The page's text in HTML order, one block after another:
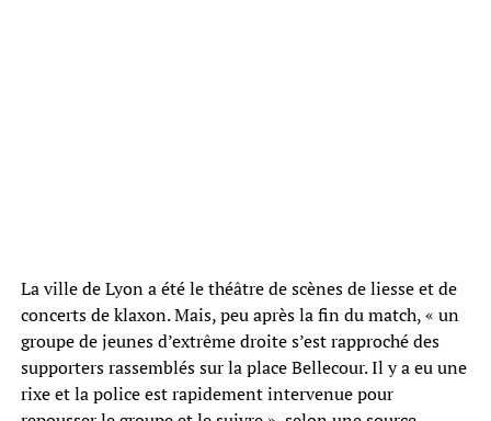
La ville de Lyon a été le théâtre de scènes de liesse et de
concerts de klaxon. Mais, peu après la fin du match, « un
groupe de jeunes d’extrême droite s’est rapproché des
supporters rassemblés sur la place Bellecour. Il y a eu une
rixe et la police est rapidement intervenue pour